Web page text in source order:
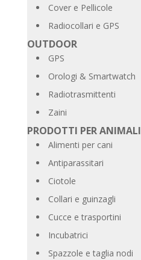
Cover e Pellicole
Radiocollari e GPS
OUTDOOR
GPS
Orologi & Smartwatch
Radiotrasmittenti
Zaini
PRODOTTI PER ANIMALI
Alimenti per cani
Antiparassitari
Ciotole
Collari e guinzagli
Cucce e trasportini
Incubatrici
Spazzole e taglia nodi